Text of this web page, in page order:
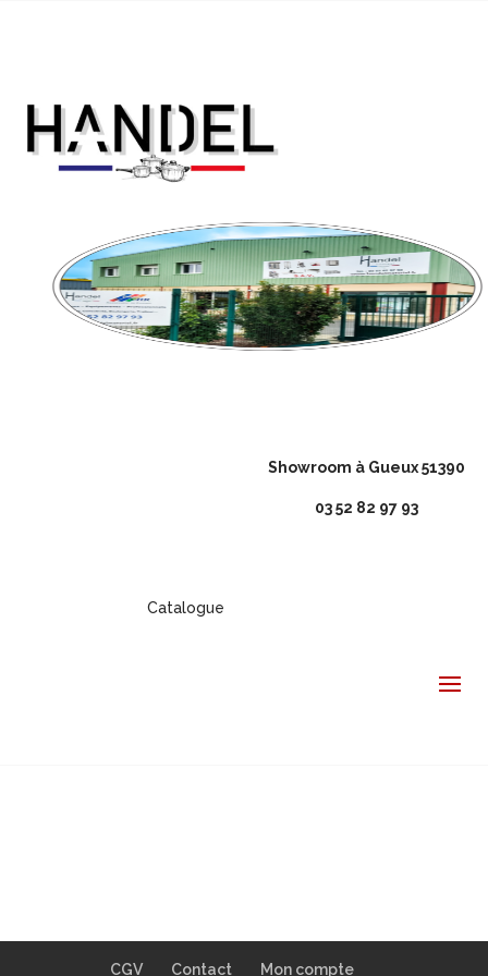
Showroom à Gueux 51390
03 52 82 97 93
Catalogue
CGV Contact Mon compte